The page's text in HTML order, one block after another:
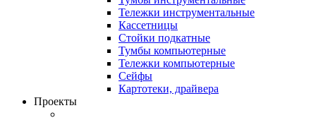
Тележки инструментальные
Кассетницы
Стойки подкатные
Тумбы компьютерные
Тележки компьютерные
Сейфы
Картотеки, драйвера
Проекты